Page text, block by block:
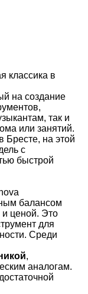
классика в
на создание
так и
или занятий.
Бресте, на этой
с
быстрой
балансом
ценой. Это
для
Среди
,
аналогам.